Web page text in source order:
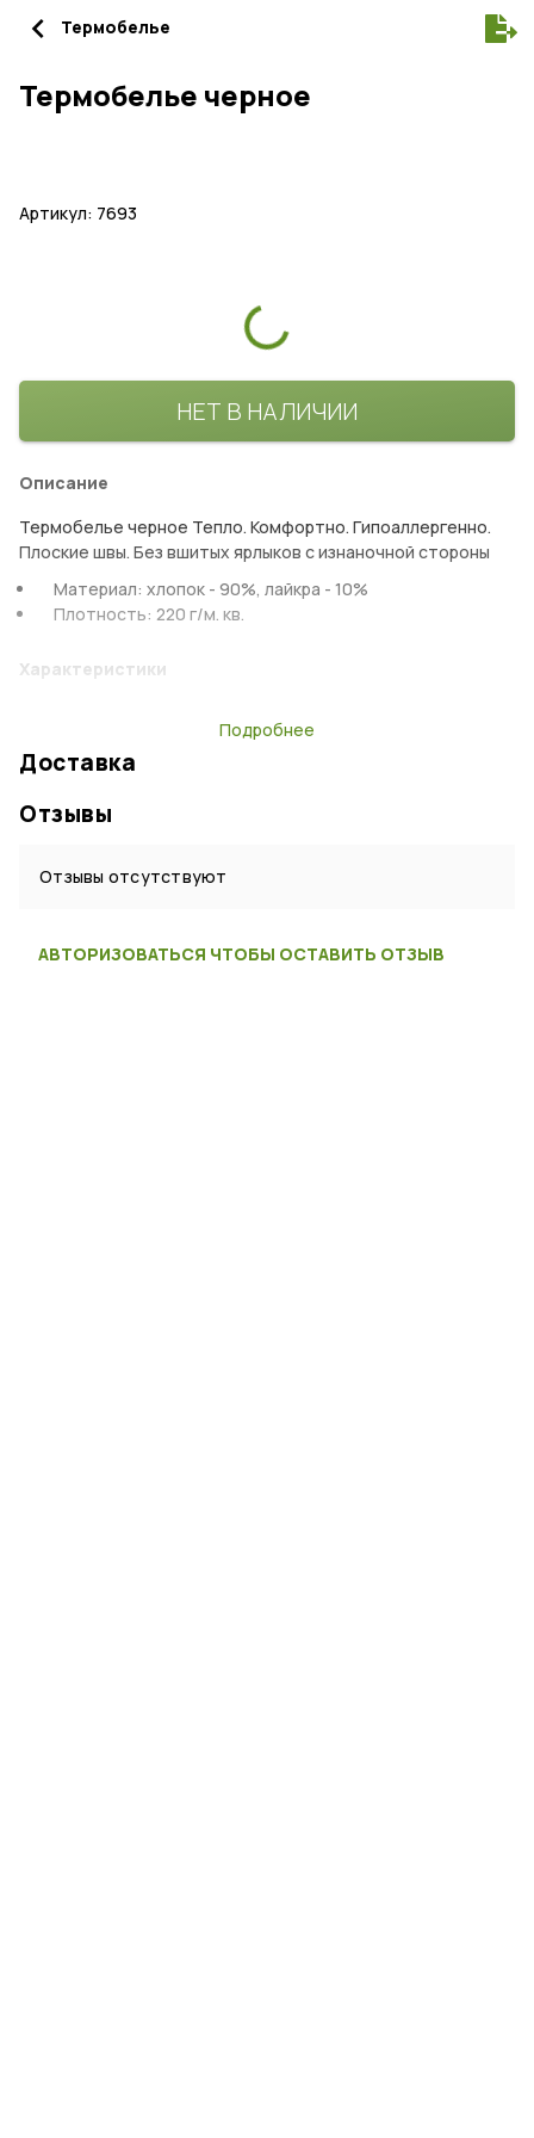
navigate_before Термобелье
Термобелье черное
Артикул: 7693
НЕТ В НАЛИЧИИ
Описание
Термобелье черное Тепло. Комфортно. Гипоаллергенно.
Плоские швы. Без вшитых ярлыков с изнаночной стороны
Материал: хлопок - 90%, лайкра - 10%
Плотность: 220 г/м. кв.
Характеристики
Возраст: Взрослый
Цвет: Черный
Подробнее
Доставка
Отзывы
Отзывы отсутствуют
АВТОРИЗОВАТЬСЯ ЧТОБЫ ОСТАВИТЬ ОТЗЫВ